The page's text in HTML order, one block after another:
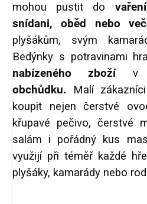
mohou pustit do
snídani, oběd nebo
plyšákům, svým
Bedýnky s potravinami
nabízeného zbožív
obchůdku. Malí
koupit nejen čerstvé
křupavé pečivo, čerstvé
salám i pořádný kus
využijí při téměř každé
plyšáky, kamarády nebo